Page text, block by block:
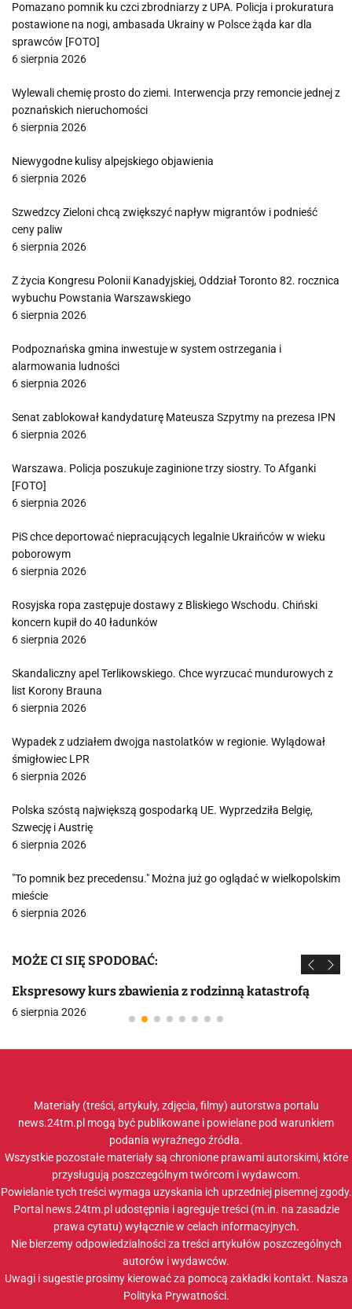
Pomazano pomnik ku czci zbrodniarzy z UPA. Policja i prokuratura
postawione na nogi, ambasada Ukrainy w Polsce żąda kar dla
sprawców [FOTO]
6 sierpnia 2026
Wylewali chemię prosto do ziemi. Interwencja przy remoncie jednej z
poznańskich nieruchomości
6 sierpnia 2026
Niewygodne kulisy alpejskiego objawienia
6 sierpnia 2026
Szwedzcy Zieloni chcą zwiększyć napływ migrantów i podnieść
ceny paliw
6 sierpnia 2026
Z życia Kongresu Polonii Kanadyjskiej, Oddział Toronto 82. rocznica
wybuchu Powstania Warszawskiego
6 sierpnia 2026
Podpoznańska gmina inwestuje w system ostrzegania i
alarmowania ludności
6 sierpnia 2026
Senat zablokował kandydaturę Mateusza Szpytmy na prezesa IPN
6 sierpnia 2026
Warszawa. Policja poszukuje zaginione trzy siostry. To Afganki
[FOTO]
6 sierpnia 2026
PiS chce deportować niepracujących legalnie Ukraińców w wieku
poborowym
6 sierpnia 2026
Rosyjska ropa zastępuje dostawy z Bliskiego Wschodu. Chiński
koncern kupił do 40 ładunków
6 sierpnia 2026
Skandaliczny apel Terlikowskiego. Chce wyrzucać mundurowych z
list Korony Brauna
6 sierpnia 2026
Wypadek z udziałem dwojga nastolatków w regionie. Wylądował
śmigłowiec LPR
6 sierpnia 2026
Polska szóstą największą gospodarką UE. Wyprzedziła Belgię,
Szwecję i Austrię
6 sierpnia 2026
"To pomnik bez precedensu." Można już go oglądać w wielkopolskim
mieście
6 sierpnia 2026
MOŻE CI SIĘ SPODOBAĆ:
Ekspresowy kurs zbawienia z rodzinną katastrofą
6 sierpnia 2026
Materiały (treści, artykuły, zdjęcia, filmy) autorstwa portalu
news.24tm.pl mogą być publikowane i powielane pod warunkiem
podania wyraźnego źródła.
Wszystkie pozostałe materiały są chronione prawami autorskimi, które
przysługują poszczególnym twórcom i wydawcom.
Powielanie tych treści wymaga uzyskania ich uprzedniej pisemnej zgody.
Portal news.24tm.pl udostępnia i agreguje treści (m.in. na zasadzie
prawa cytatu) wyłącznie w celach informacyjnych.
Nie bierzemy odpowiedzialności za treści artykułów poszczególnych
autorów i wydawców.
Uwagi i sugestie prosimy kierować za pomocą zakładki kontakt. Nasza
Polityka Prywatności.